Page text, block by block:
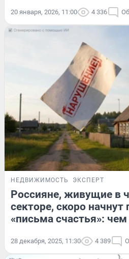
20 января, 2026, 11:00 4 336
НЕДВИЖИМОСТЬ ЭКСПЕРТ
Россияне, живущие в
секторе, скоро начнут
«письма счастья»: чем
28 декабря, 2025, 11:30 4 389